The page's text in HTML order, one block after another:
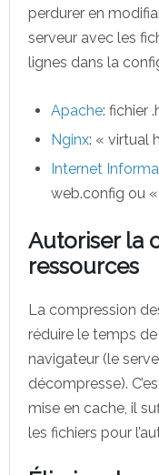
perdurer en
serveur avec les
lignes dans la
Apache: fichier
Nginx: « virtual
Internet
web.config ou
Autoriser la
ressources
La compression
réduire le temps
navigateur (le
décompresse).
mise en cache, il
les fichiers pour